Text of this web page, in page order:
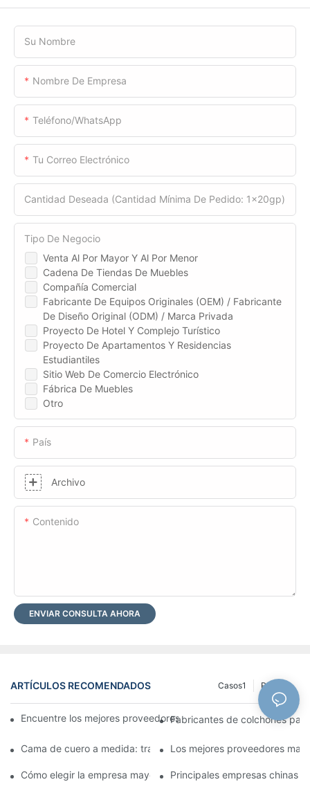
Su Nombre
Nombre De Empresa
Teléfono/WhatsApp
Tu Correo Electrónico
Cantidad Deseada (cantidad Mínima De Pedido: 1x20gp)
Venta Al Por Mayor Y Al Por Menor
Cadena De Tiendas De Muebles
Compañía Comercial
Fabricante De Equipos Originales (OEM) / Fabricante
De Diseño Original (ODM) / Marca Privada
Proyecto De Hotel Y Complejo Turístico
Proyecto De Apartamentos Y Residencias
Estudiantiles
Sitio Web De Comercio Electrónico
Fábrica De Muebles
Otro
Tipo De Negocio
País
Archivo
Contenido
ENVIAR CONSULTA AHORA
ARTÍCULOS RECOMENDADOS Registro
Casos1
Encuentre los mejores proveedores mayoristas de camas para
Fabricantes de colchones
Cama de cuero a medida: transforma tu dormitorio en un
Los mejores proveedores
Cómo elegir la empresa mayorista de colchones adecuada
Principales empresas chinas